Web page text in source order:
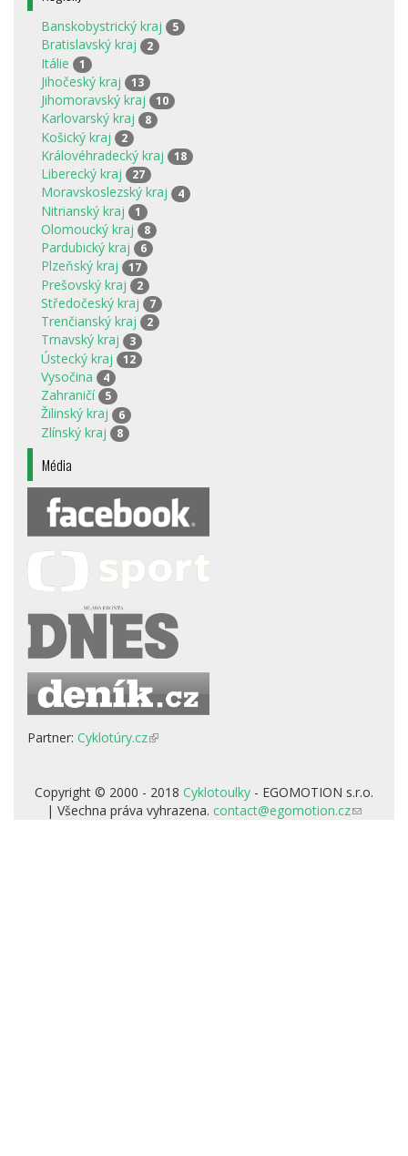
Banskobystrický kraj 5
Bratislavský kraj 2
Itálie 1
Jihočeský kraj 13
Jihomoravský kraj 10
Karlovarský kraj 8
Košický kraj 2
Královéhradecký kraj 18
Liberecký kraj 27
Moravskoslezský kraj 4
Nitrianský kraj 1
Olomoucký kraj 8
Pardubický kraj 6
Plzeňský kraj 17
Prešovský kraj 2
Středočeský kraj 7
Trenčianský kraj 2
Trnavský kraj 3
Ústecký kraj 12
Vysočina 4
Zahraničí 5
Žilinský kraj 6
Zlínský kraj 8
Média
Partner: Cyklotúry.cz(odkaz
Copyright © 2000 - 2018 Cyklotoulky - EGOMOTION s.r.o.
| Všechna práva vyhrazena. contact@egomotion.cz(odkaz